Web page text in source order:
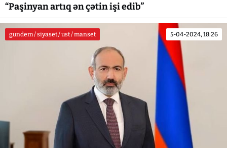
“Paşinyan artıq ən çətin işi edib”
gundem / siyaset / ust / manset 5-04-2024, 18:26